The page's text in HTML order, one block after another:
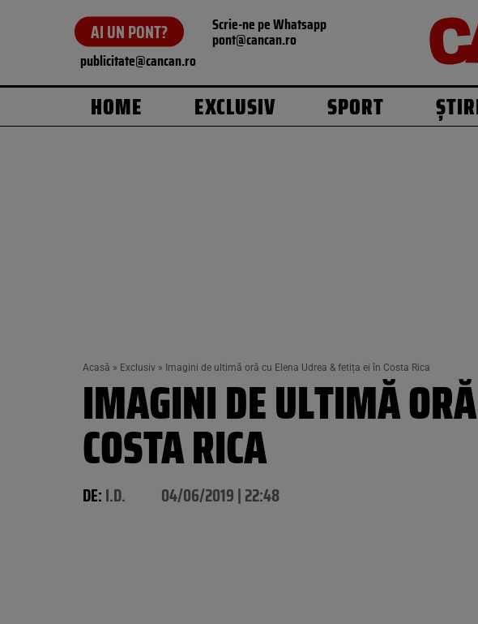
AI UN PONT? Scrie-ne pe Whatsapp
pont@cancan.ro
publicitate@cancan.ro
HOME EXCLUSIV SPORT
Acasă » Exclusiv » Imagini de ultimă oră cu Elena Udrea & fetița ei în Costa Rica
IMAGINI DE ULTIMĂ
COSTA RICA
DE:I.D. 04/06/2019 | 22:48